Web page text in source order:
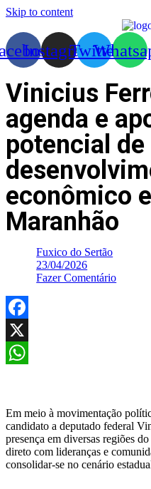
Skip to content
InstagramTwitter
Vinicius
agenda e
potencial de
econômico
Maranhão
Fuxico do Sertão
23/04/2026
Fazer Comentário
Facebook
X
Em meio à movimentação
candidato a deputado federal
presença em diversas regiões
direto com lideranças e
consolidar-se no cenário